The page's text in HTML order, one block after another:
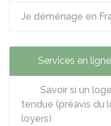
Je déménage en
Services en
Savoir si un
tendue (préavis du
loyers)